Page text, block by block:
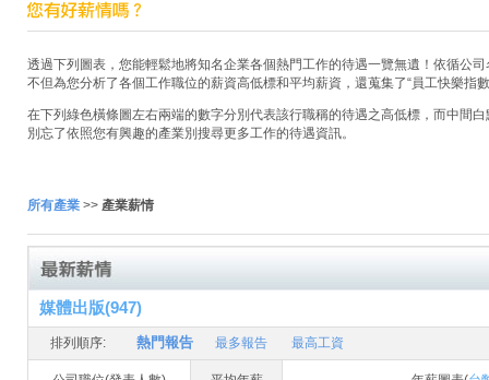
透過下列圖表，您能輕鬆地將知名企業各個熱門工作的待遇一覽無遺！依循公
不但為您分析了各個工作職位的薪資高低標和平均薪資，還蒐集了“員工快樂指
在下列綠色橫條圖左右兩端的數字分別代表該行職稱的待遇之高低標，而中間
別忘了依照您有興趣的產業別搜尋更多工作的待遇資訊。
所有產業 >> 產業薪情
媒體出版(947)
排列順序: 熱門報告 最多報告 最高工資